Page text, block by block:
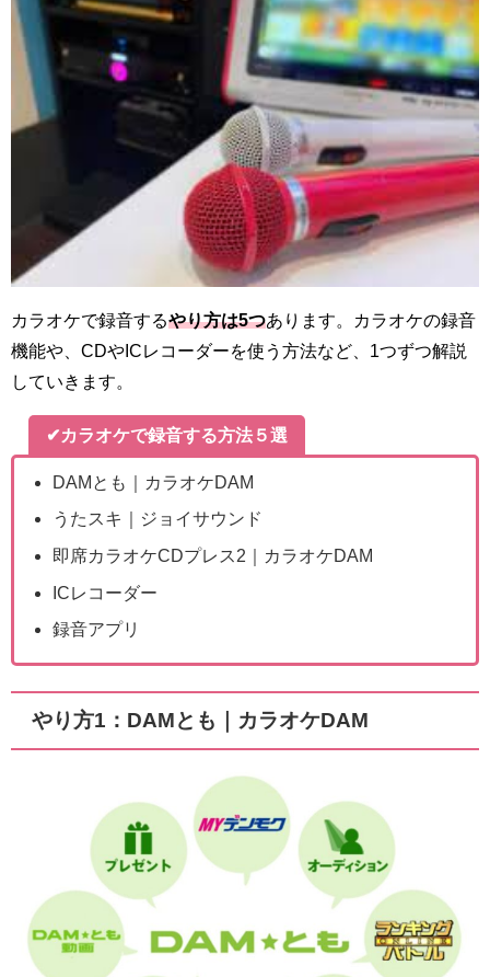
カラオケで録音するやり方は5つあります。カラオケの録音
機能や、CDやICレコーダーを使う方法など、1つずつ解説
していきます。
✔カラオケで録音する方法５選
DAMとも｜カラオケDAM
うたスキ｜ジョイサウンド
即席カラオケCDプレス2｜カラオケDAM
ICレコーダー
録音アプリ
やり方1：DAMとも｜カラオケDAM